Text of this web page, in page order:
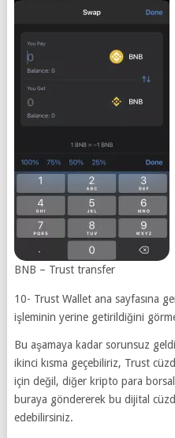
BNB – Trust transfer
10- Trust Wallet ana sayfasına
işleminin yerine getirildiğini
Bu aşamaya kadar sorunsuz
ikinci kısma geçebiliriz, Trust
için değil, diğer kripto para
buraya göndererek bu dijital
edebilirsiniz.